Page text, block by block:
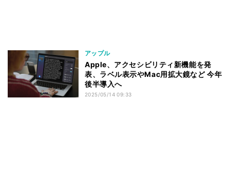
アップル
Apple、アクセシビリティ新機能を発
表、ラベル表示やMac用拡大鏡など 今年
後半導入へ
2025/05/14 09:33